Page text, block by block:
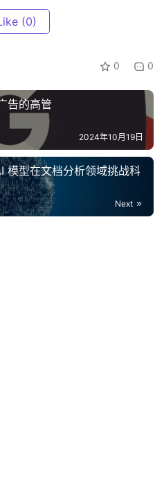
(0)
0 0
告的高管
2024年10月19日
模型在文档分析领域挑战科
Next